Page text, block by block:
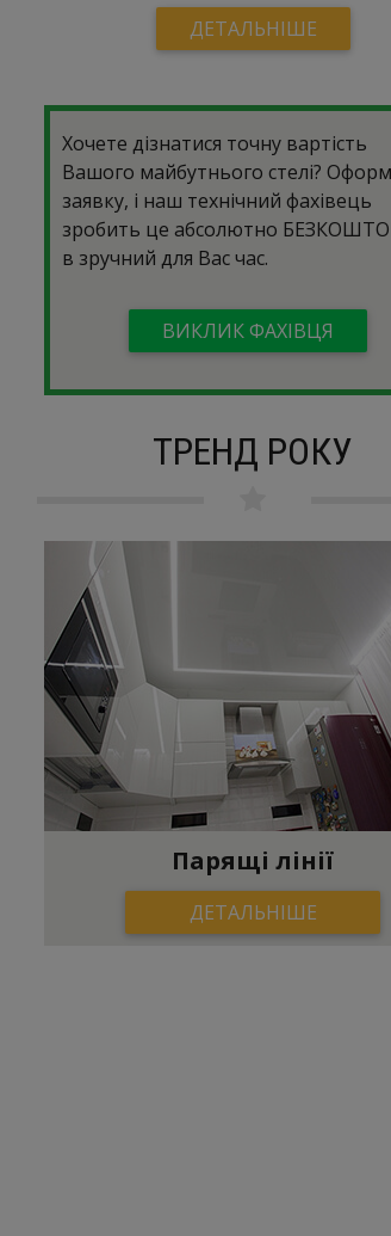
ДЕТАЛЬНІШЕ
Хочете дізнатися точну вартість
Вашого майбутнього стелі?
заявку, і наш технічний фахівець
зробить це абсолютно
в зручний для Вас час.
ВИКЛИК ФАХІВЦЯ
ТРЕНД РОКУ
Парящі лінії
ДЕТАЛЬНІШЕ